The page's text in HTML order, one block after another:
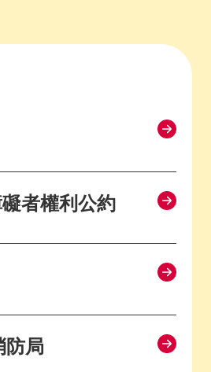
者權利公約
防局